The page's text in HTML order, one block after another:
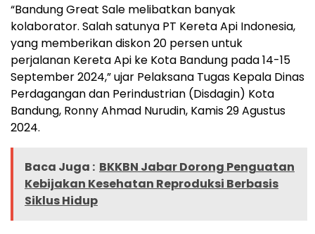
“Bandung Great Sale melibatkan banyak
kolaborator. Salah satunya PT Kereta Api Indonesia,
yang memberikan diskon 20 persen untuk
perjalanan Kereta Api ke Kota Bandung pada 14-15
September 2024,” ujar Pelaksana Tugas Kepala Dinas
Perdagangan dan Perindustrian (Disdagin) Kota
Bandung, Ronny Ahmad Nurudin, Kamis 29 Agustus
2024.
Baca Juga : BKKBN Jabar Dorong Penguatan
Kebijakan Kesehatan Reproduksi Berbasis
Siklus Hidup